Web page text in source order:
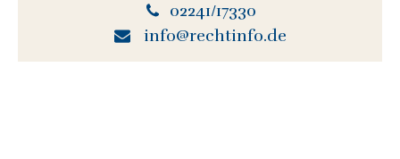
02241/17330
info@rechtinfo.de